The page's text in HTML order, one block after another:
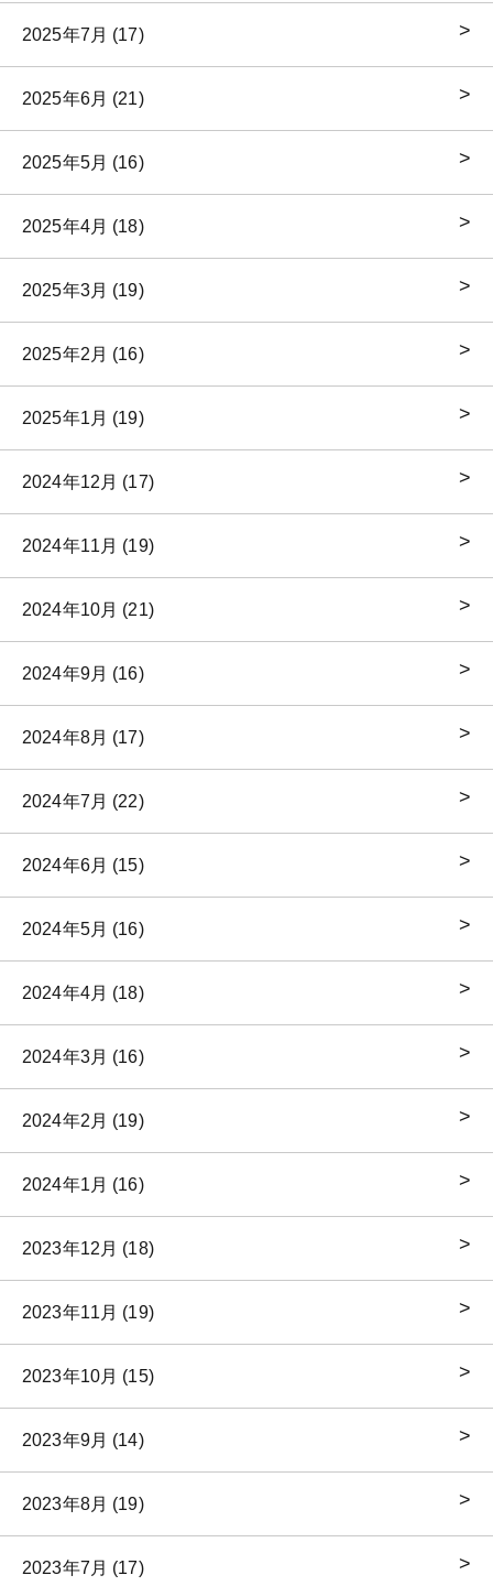
2025年7月 (17)
2025年6月 (21)
2025年5月 (16)
2025年4月 (18)
2025年3月 (19)
2025年2月 (16)
2025年1月 (19)
2024年12月 (17)
2024年11月 (19)
2024年10月 (21)
2024年9月 (16)
2024年8月 (17)
2024年7月 (22)
2024年6月 (15)
2024年5月 (16)
2024年4月 (18)
2024年3月 (16)
2024年2月 (19)
2024年1月 (16)
2023年12月 (18)
2023年11月 (19)
2023年10月 (15)
2023年9月 (14)
2023年8月 (19)
2023年7月 (17)